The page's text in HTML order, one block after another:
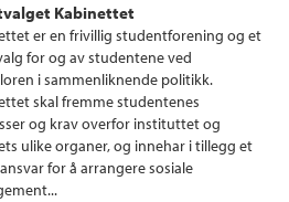
t
e
r
e
d
I
n
Kabinettet
er en frivillig studentforening og et
for og av studentene ved
i sammenliknende politikk.
skal fremme studentenes
og krav overfor instituttet og
ulike organer, og innehar i tillegg et
for å arrangere sosiale